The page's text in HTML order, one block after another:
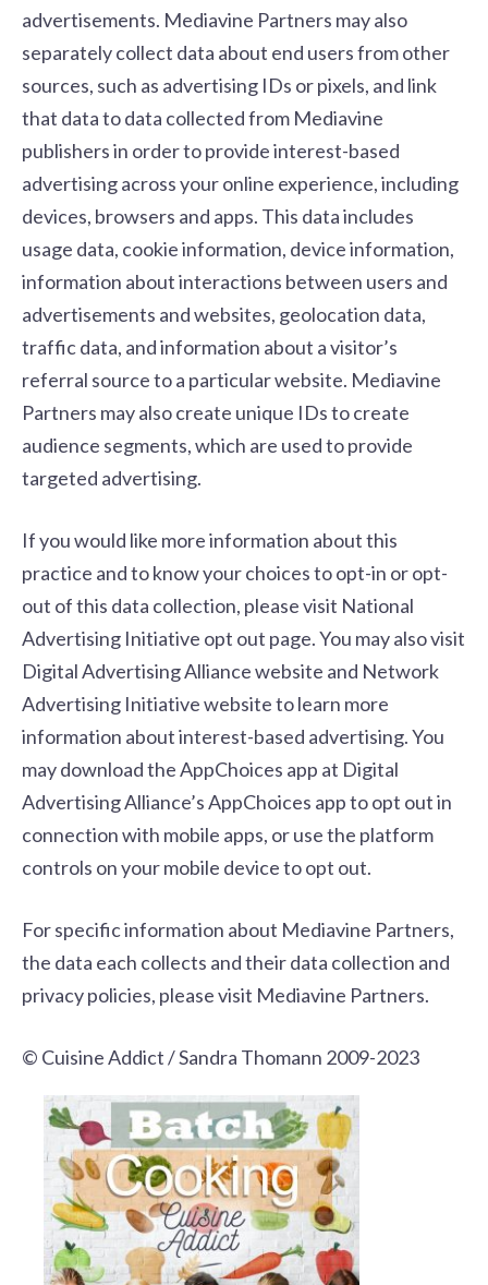
advertisements. Mediavine Partners may also
separately collect data about end users from other
sources, such as advertising IDs or pixels, and link
that data to data collected from Mediavine
publishers in order to provide interest-based
advertising across your online experience, including
devices, browsers and apps. This data includes
usage data, cookie information, device information,
information about interactions between users and
advertisements and websites, geolocation data,
traffic data, and information about a visitor’s
referral source to a particular website. Mediavine
Partners may also create unique IDs to create
audience segments, which are used to provide
targeted advertising.
If you would like more information about this
practice and to know your choices to opt-in or opt-
out of this data collection, please visit National
Advertising Initiative opt out page. You may also visit
Digital Advertising Alliance website and Network
Advertising Initiative websiteto learn more
information about interest-based advertising. You
may download the AppChoices app at Digital
Advertising Alliance’s AppChoices appto opt out in
connection with mobile apps, or use the platform
controls on your mobile device to opt out.
For specific information about Mediavine Partners,
the data each collects and their data collection and
privacy policies, please visit Mediavine Partners.
© Cuisine Addict / Sandra Thomann 2009-2023